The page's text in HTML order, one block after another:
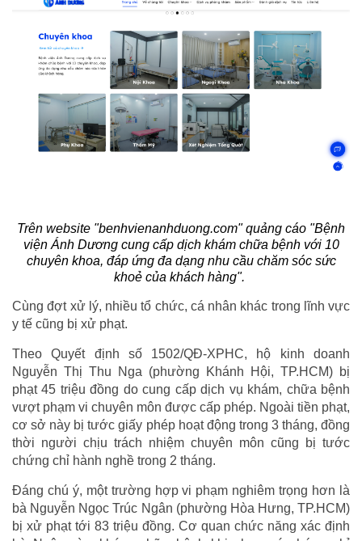
Trên website "benhvienanhduong.com" quảng cáo "Bệnh
viện Ánh Dương cung cấp dịch khám chữa bệnh với 10
chuyên khoa, đáp ứng đa dạng nhu cầu chăm sóc sức
khoẻ của khách hàng".
Cùng đợt xử lý, nhiều tổ chức, cá nhân khác trong lĩnh vực
y tế cũng bị xử phạt.
Theo Quyết định số 1502/QĐ-XPHC, hộ kinh doanh
Nguyễn Thị Thu Nga (phường Khánh Hội, TP.HCM) bị
phạt 45 triệu đồng do cung cấp dịch vụ khám, chữa bệnh
vượt phạm vi chuyên môn được cấp phép. Ngoài tiền phạt,
cơ sở này bị tước giấy phép hoạt động trong 3 tháng, đồng
thời người chịu trách nhiệm chuyên môn cũng bị tước
chứng chỉ hành nghề trong 2 tháng.
Đáng chú ý, một trường hợp vi phạm nghiêm trọng hơn là
bà Nguyễn Ngọc Trúc Ngân (phường Hòa Hưng, TP.HCM)
bị xử phạt tới 83 triệu đồng. Cơ quan chức năng xác định